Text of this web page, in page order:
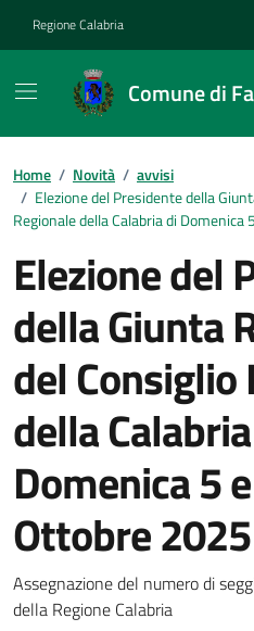
Regione Calabria
Comune di
Home / Novità / avvisi
/ Elezione del Presidente della
Regionale della Calabria di
Elezione del
della Giunta
del Consiglio
della
Domenica 5
Ottobre 2025
Dettagli della
Assegnazione del numero di
della Regione Calabria